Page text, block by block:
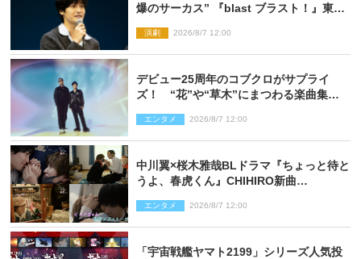
爆のサーカス” 『blast ブラスト！』東京
演劇 2026/8/7 12:00
デビュー25周年のコブクロがサプライ
ズ！ “花”や“草木”にまつわる楽曲集め
信リリース
エンタメ 2026/8/7 12:00
中川翼×桜木雅哉BLドラマ『ちょっと待と
うよ、春虎くん』CHIHIRO新曲
エンタメ 2026/8/7 12:00
「宇宙戦艦ヤマト2199」シリーズ人気投